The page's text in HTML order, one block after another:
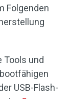
Folgenden
Tools und
USB-Flash-